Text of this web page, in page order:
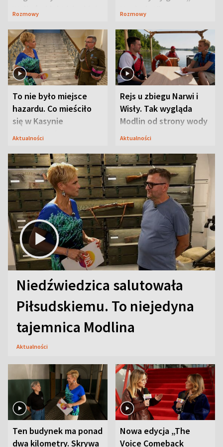
Waligórskiej-Lisieckiej.
Rozmowy
Maciusiu I”
Rozmowy
To nie było miejsce
hazardu. Co mieściło
się w Kasynie
Oficerskim?
Aktualności
Rejs u zbiegu Narwi i
Wisły. Tak wygląda
Modlin od strony wody
Aktualności
Niedźwiedzica salutowała
Piłsudskiemu. To niejedyna
tajemnica Modlina
Aktualności
Ten budynek ma ponad
dwa kilometry. Skrywa
Nowa edycja „The
Voice Comeback